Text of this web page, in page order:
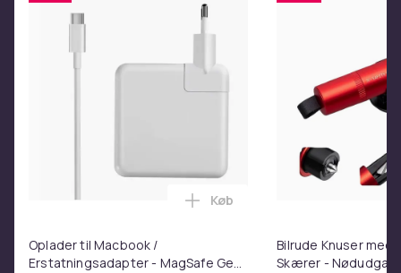
Oplader til Macbook /
Erstatningsadapter - MagSafe Gen
Læg Oplader til Macbook /
Køb
Bilrude Knuser med
Skærer -